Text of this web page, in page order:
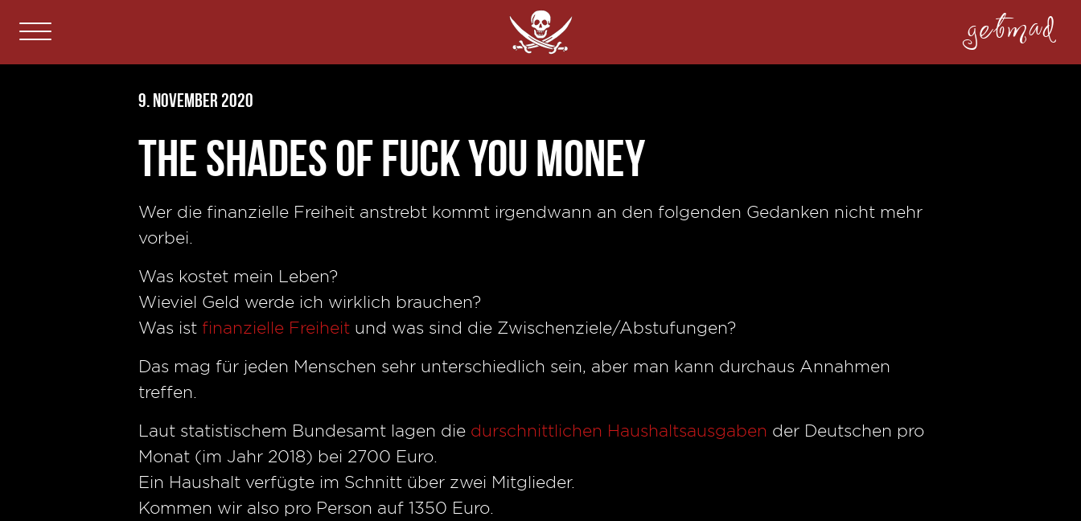
getmad
9. November 2020
The Shades Of Fuck You Money
Wer die finanzielle Freiheit anstrebt kommt irgendwann an den folgenden Gedanken nicht mehr
vorbei.
Was kostet mein Leben?
Wieviel Geld werde ich wirklich brauchen?
Was ist finanzielle Freiheit und was sind die Zwischenziele/Abstufungen?
Das mag für jeden Menschen sehr unterschiedlich sein, aber man kann durchaus Annahmen
treffen.
Laut statistischem Bundesamt lagen die durschnittlichen Haushaltsausgaben der Deutschen pro
Monat (im Jahr 2018) bei 2700 Euro.
Ein Haushalt verfügte im Schnitt über zwei Mitglieder.
Kommen wir also pro Person auf 1350 Euro.